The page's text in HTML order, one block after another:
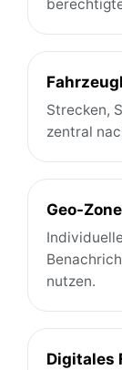
Strecken,
zentral
Geo-
nutzen.
Digitales